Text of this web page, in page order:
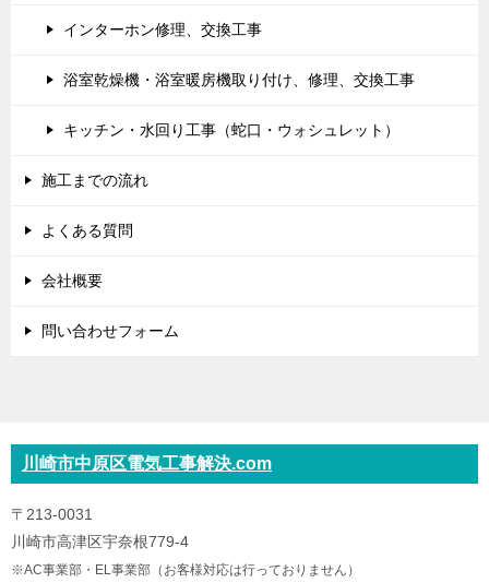
インターホン修理、交換工事
浴室乾燥機・浴室暖房機取り付け、修理、交換工事
キッチン・水回り工事（蛇口・ウォシュレット）
施工までの流れ
よくある質問
会社概要
問い合わせフォーム
川崎市中原区電気工事解決.com
〒213-0031
川崎市高津区宇奈根779-4
※AC事業部・EL事業部（お客様対応は行っておりません）